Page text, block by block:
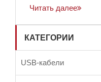
Читать далее
КАТЕГОРИИ
USB-кабели